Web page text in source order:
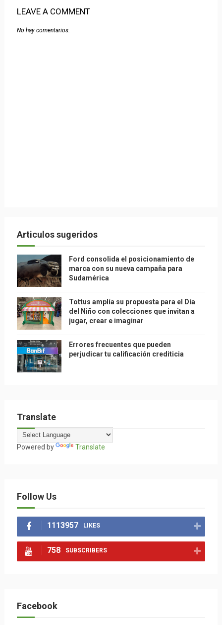
LEAVE A COMMENT
No hay comentarios.
Articulos sugeridos
Ford consolida el posicionamiento de
marca con su nueva campaña para
Sudamérica
Tottus amplía su propuesta para el Día
del Niño con colecciones que invitan a
jugar, crear e imaginar
Errores frecuentes que pueden
perjudicar tu calificación crediticia
Translate
Powered by Translate
Follow Us
1113957 LIKES
758 SUBSCRIBERS
Facebook